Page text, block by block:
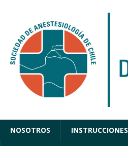
NOSOTROS INSTRUCCIONES